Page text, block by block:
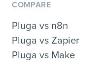
COMPARE
Pluga vs n8n
Pluga vs Zapier
Pluga vs Make